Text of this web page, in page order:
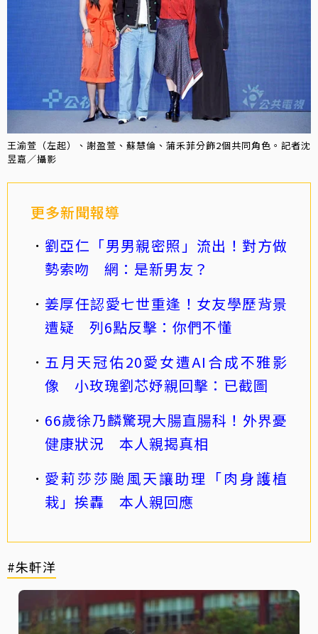
王渝萱（左起）、謝盈萱、蘇慧倫、蒲禾菲分飾2個共同角色。記者沈
昱嘉／攝影
更多新聞報導
劉亞仁「男男親密照」流出！對方做
勢索吻 網：是新男友？
姜厚任認愛七世重逢！女友學歷背景
遭疑 列6點反擊：你們不懂
五月天冠佑20愛女遭AI合成不雅影
像 小玫瑰劉芯妤親回擊：已截圖
66歲徐乃麟驚現大腸直腸科！外界憂
健康狀況 本人親揭真相
愛莉莎莎颱風天讓助理「肉身護植
栽」挨轟 本人親回應
#朱軒洋